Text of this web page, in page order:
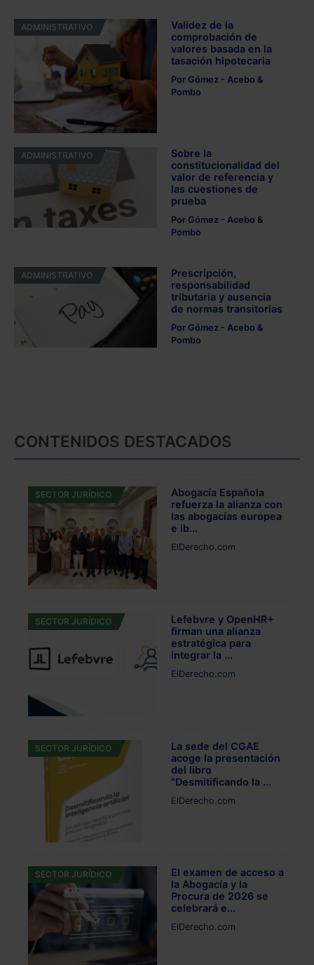
Validez de la
comprobación de
valores basada en la
tasación hipotecaria
Por Gómez - Acebo &
Pombo
ADMINISTRATIVO
Sobre la
constitucionalidad del
valor de referencia y
las cuestiones de
prueba
Por Gómez - Acebo &
Pombo
ADMINISTRATIVO
Prescripción,
responsabilidad
tributaria y ausencia
de normas transitorias
Por Gómez - Acebo &
Pombo
ADMINISTRATIVO
CONTENIDOS DESTACADOS
Abogacía Española
refuerza la alianza con
las abogacías europea
e ib...
ElDerecho.com
SECTOR JURÍDICO
Lefebvre y OpenHR+
firman una alianza
estratégica para
integrar la ...
ElDerecho.com
SECTOR JURÍDICO
La sede del CGAE
acoge la presentación
del libro
"Desmitificando la ...
ElDerecho.com
SECTOR JURÍDICO
El examen de acceso a
la Abogacía y la
Procura de 2026 se
celebrará e...
ElDerecho.com
SECTOR JURÍDICO